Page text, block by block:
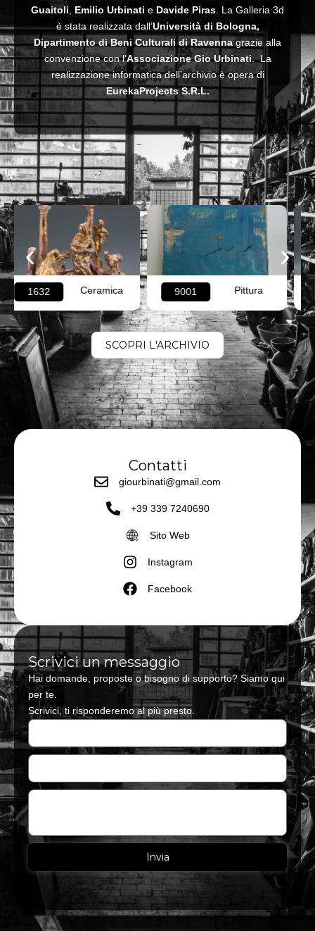
Guaitoli
Emilio Urbinati e Davide Piras . La Galleria 3d
è stata realizzata dall’Università di Bologna,
Dipartimento di Beni Culturali di Ravenna grazie alla
convenzione con l’Associazione Gio Urbinati. La
realizzazione informatica dell’archivio è opera di
EurekaProjects S.R.L.
9001 Pittura 3506 Ceramica
SCOPRI L'ARCHIVIO
Contatti
giourbinati@gmail.com
+39 339 7240690
Sito Web
Instagram
Facebook
Scrivici un messaggio
Hai domande, proposte o bisogno di supporto? Siamo qui
per te.
Scrivici, ti risponderemo al più presto.
N
m
E
a
i
M
e
s
s
Invia